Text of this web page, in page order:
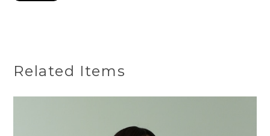
Related Items